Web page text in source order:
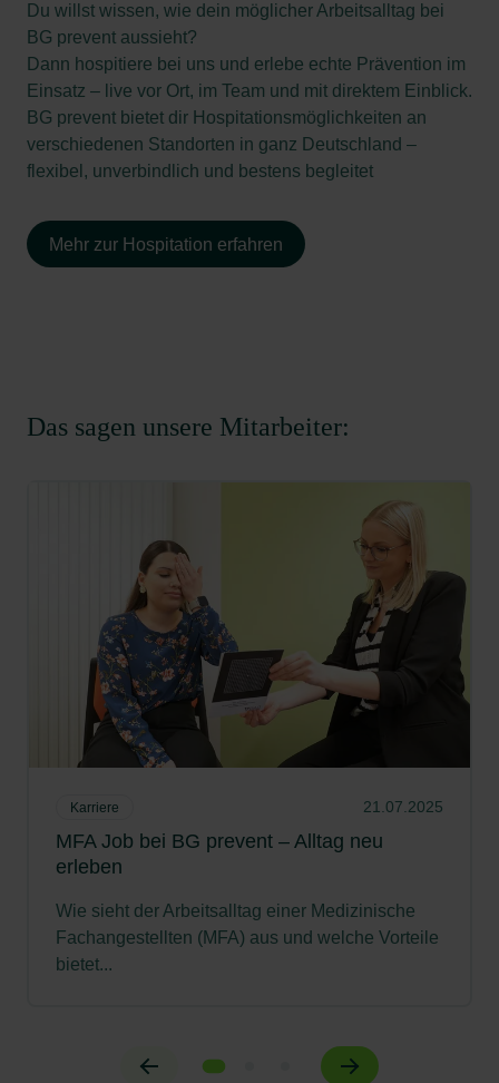
Du willst wissen, wie dein möglicher Arbeitsalltag bei
BG prevent aussieht?
Dann hospitiere bei uns und erlebe echte Prävention im
Einsatz – live vor Ort, im Team und mit direktem Einblick.
BG prevent bietet dir Hospitationsmöglichkeiten an
verschiedenen Standorten in ganz Deutschland –
flexibel, unverbindlich und bestens begleitet
Mehr zur Hospitation erfahren
Das sagen unsere Mitarbeiter:
Karriere 21.07.2025
MFA Job bei BG prevent – Alltag neu
erleben
Wie sieht der Arbeitsalltag einer Medizinische
Fachangestellten (MFA) aus und welche Vorteile
bietet...